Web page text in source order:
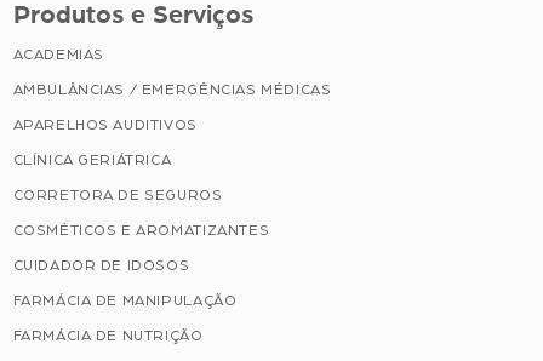
Produtos e Serviços
ACADEMIAS
AMBULÂNCIAS / EMERGÊNCIAS MÉDICAS
APARELHOS AUDITIVOS
CLÍNICA GERIÁTRICA
CORRETORA DE SEGUROS
COSMÉTICOS E AROMATIZANTES
CUIDADOR DE IDOSOS
FARMÁCIA DE MANIPULAÇÃO
FARMÁCIA DE NUTRIÇÃO